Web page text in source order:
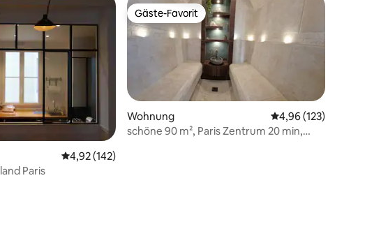
von 5, 50 Bewertungen
Durchschnittliche Bewertung: 4,92 von 5, 142 Bewertungen
4,92 (142)
Paris
Gäste-Favorit
Gäste-Favorit
Wohnung Durchschnittliche
4,96 (123)
schöne 90 m², Paris Zentrum 20 min,